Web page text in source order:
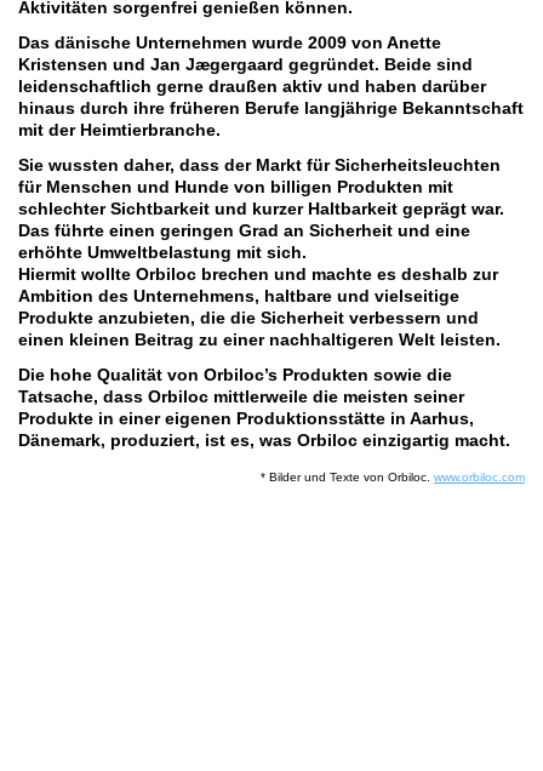
Aktivitäten sorgenfrei genießen können.
Das dänische Unternehmen wurde 2009 von Anette
Kristensen und Jan Jægergaard gegründet. Beide sind
leidenschaftlich gerne draußen aktiv und haben darüber
hinaus durch ihre früheren Berufe langjährige Bekanntschaft
mit der Heimtierbranche.
Sie wussten daher, dass der Markt für Sicherheitsleuchten
für Menschen und Hunde von billigen Produkten mit
schlechter Sichtbarkeit und kurzer Haltbarkeit geprägt war.
Das führte einen geringen Grad an Sicherheit und eine
erhöhte Umweltbelastung mit sich.
Hiermit wollte Orbiloc brechen und machte es deshalb zur
Ambition des Unternehmens, haltbare und vielseitige
Produkte anzubieten, die die Sicherheit verbessern und
einen kleinen Beitrag zu einer nachhaltigeren Welt leisten.
Die hohe Qualität von Orbiloc’s Produkten sowie die
Tatsache, dass Orbiloc mittlerweile die meisten seiner
Produkte in einer eigenen Produktionsstätte in Aarhus,
Dänemark, produziert, ist es, was Orbiloc einzigartig macht.
* Bilder und Texte von Orbiloc. www.orbiloc.com